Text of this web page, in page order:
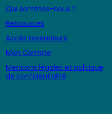
Qui sommes-nous ?
Ressources
Accès revendeurs
Mon Compte
Mentions légales et politique
de confidentialité